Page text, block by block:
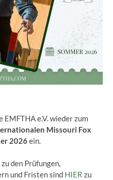
EMFTHA e.V. wieder zum
Missouri Fox
2026ein.
den Prüfungen,
und Fristen sind HIER zu